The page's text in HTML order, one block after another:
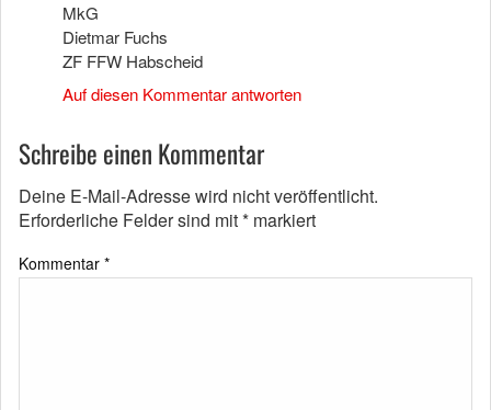
MkG
Dietmar Fuchs
ZF FFW Habscheid
Auf diesen Kommentar antworten
Schreibe einen Kommentar
Deine E-Mail-Adresse wird nicht veröffentlicht.
Erforderliche Felder sind mit* markiert
Kommentar *